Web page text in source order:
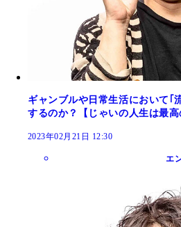
ギャンブルや日常生活において｢
するのか？【じゃいの人生は最
2023年02月21日 12:30
エ